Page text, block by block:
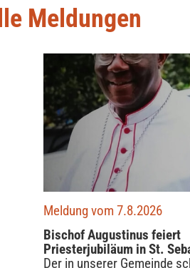
Meldungen
Meldung vom 7.8.2026
Bischof Augustinus feiert
Priesterjubiläum in St.
Der in unserer Gemeinde